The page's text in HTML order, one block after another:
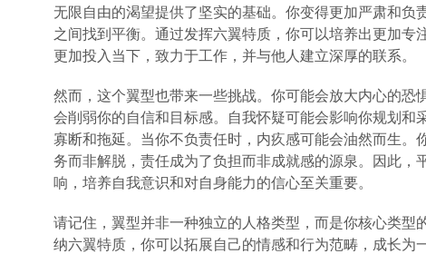
无限自由的渴望提供了坚实的基础。你变得更加严肃和负
之间找到平衡。通过发挥六翼特质，你可以培养出更加专
更加投入当下，致力于工作，并与他人建立深厚的联系。
然而，这个翼型也带来一些挑战。你可能会放大内心的恐
会削弱你的自信和目标感。自我怀疑可能会影响你规划和
寡断和拖延。当你不负责任时，内疚感可能会油然而生。
务而非解脱，责任成为了负担而非成就感的源泉。因此，
响，培养自我意识和对自身能力的信心至关重要。
请记住，翼型并非一种独立的人格类型，而是你核心类型
纳六翼特质，你可以拓展自己的情感和行为范畴，成长为